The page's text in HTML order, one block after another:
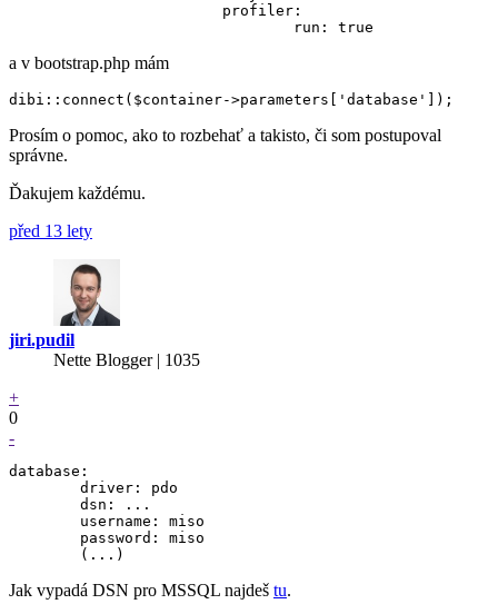
a v bootstrap.php mám
Prosím o pomoc, ako to rozbehať a takisto, či som postupoval
správne.
Ďakujem každému.
před 13 lety
jiri.pudil
Nette Blogger | 1035
+
0
-
database:
Jak vypadá DSN pro MSSQL najdeš tu.